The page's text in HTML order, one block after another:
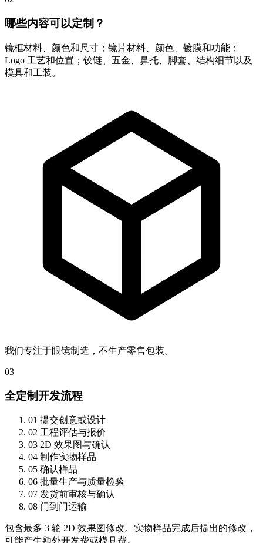
哪些内容可以定制？
镜框材料、颜色和尺寸；镜片材料、颜色、镀膜和功能；
Logo 工艺和位置；铰链、五金、鼻托、脚套、结构细节以及
模具和工装。
我们专注于眼镜制造，不生产零售包装。
03
全定制开发流程
01 提交创意或设计
02 工程评估与报价
03 2D 效果图与确认
04 制作实物样品
05 确认样品
06 批量生产与质量检验
07 发货前审核与确认
08 门到门运输
包含最多 3 轮 2D 效果图修改。实物样品完成后提出的修改，
可能产生额外开发费或模具费。